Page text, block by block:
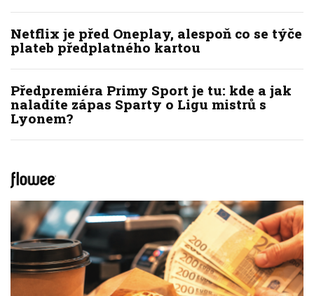
Netflix je před Oneplay, alespoň co se týče
plateb předplatného kartou
Předpremiéra Primy Sport je tu: kde a jak
naladíte zápas Sparty o Ligu mistrů s
Lyonem?